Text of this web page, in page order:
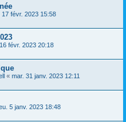
17 févr. 2023 15:58
févr. 2023 20:18
« mar. 31 janv. 2023 12:11
5 janv. 2023 18:48